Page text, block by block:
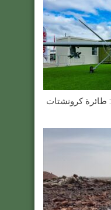
بإن قزام: طائرة كرونشتات